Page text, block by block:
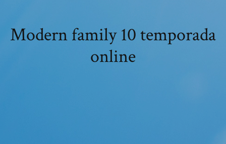
Modern family 10 temporada
online